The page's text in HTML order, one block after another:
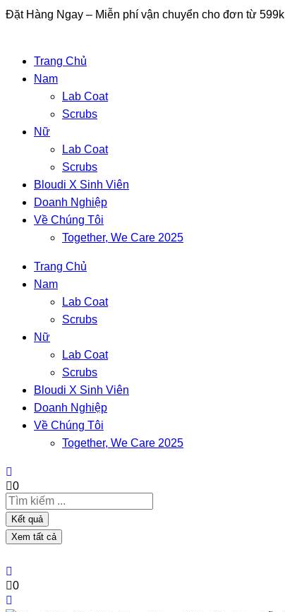
Skip
Đặt Hàng Ngay – Miễn phí vận chuyển cho đơn từ 599k
Trang Chủ
Nam
Lab Coat
Scrubs
Nữ
Lab Coat
Scrubs
Bloudi X Sinh Viên
Doanh Nghiệp
Về Chúng Tôi
Together, We Care 2025
Trang Chủ
Nam
Lab Coat
Scrubs
Nữ
Lab Coat
Scrubs
Bloudi X Sinh Viên
Doanh Nghiệp
Về Chúng Tôi
Together, We Care 2025
0
Search
...Kết quả
Xem tất cả
0